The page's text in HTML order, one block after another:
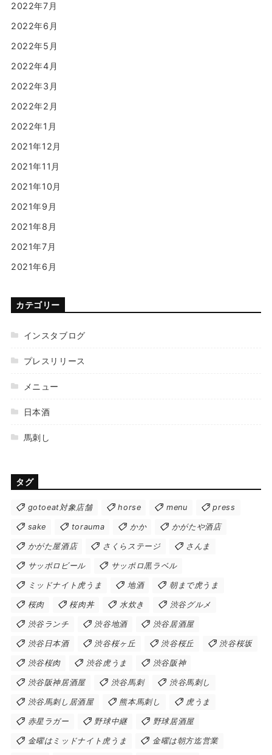
2022年7月
2022年6月
2022年5月
2022年4月
2022年3月
2022年2月
2022年1月
2021年12月
2021年11月
2021年10月
2021年9月
2021年8月
2021年7月
2021年6月
カテゴリー
インスタブログ
プレスリリース
メニュー
日本酒
馬刺し
タグ
gotoeat対象店舗 horse menu press
sake torauma かか かがたや酒店
かがた屋酒店 さくらステージ さんま
サッポロビール サッポロ黒ラベル
ミッドナイト虎うま 地酒 朝まで虎うま
桜肉 桜肉丼 水炊き 渋谷グルメ
渋谷ランチ 渋谷地酒 渋谷居酒屋
渋谷日本酒 渋谷桜ヶ丘 渋谷桜丘 渋谷桜坂
渋谷桜肉 渋谷虎うま 渋谷阪神
渋谷阪神居酒屋 渋谷馬刺 渋谷馬刺し
渋谷馬刺し居酒屋 熊本馬刺し 虎うま
赤星ラガー 野球中継 野球居酒屋
金曜はミッドナイト虎うま 金曜は朝方迄営業